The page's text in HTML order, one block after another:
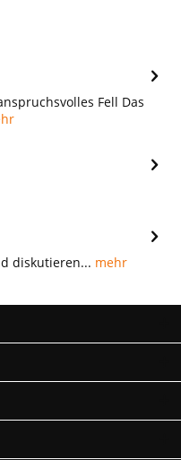
Fell Das
diskutieren... mehr